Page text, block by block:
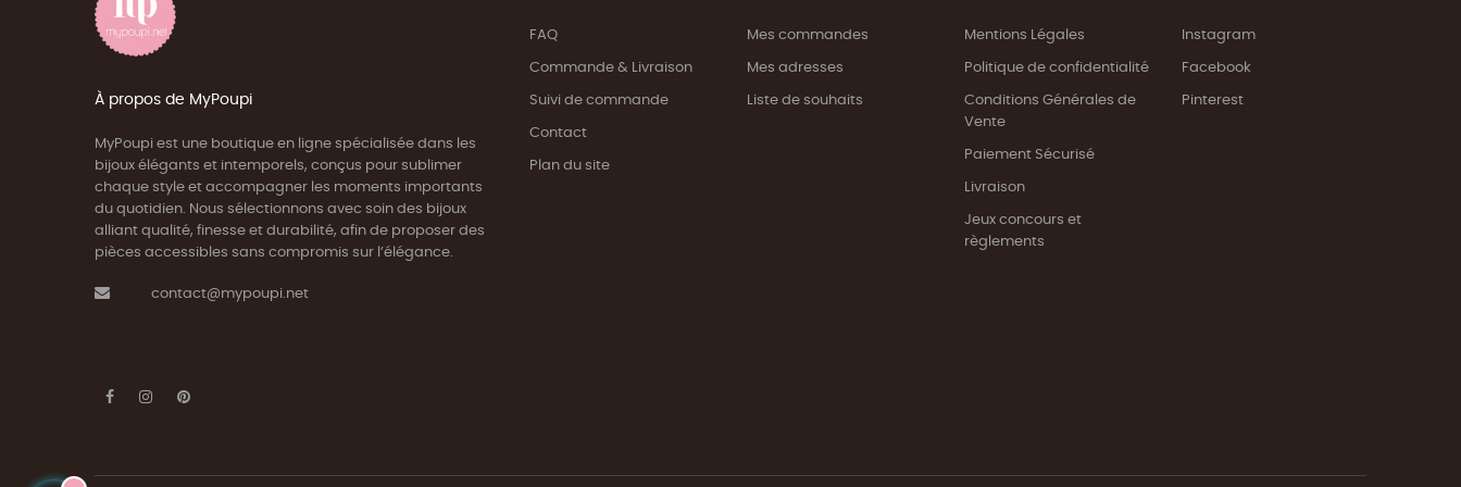
À propos de MyPoupi
MyPoupi est une boutique en ligne spécialisée dans les
bijoux élégants et intemporels, conçus pour sublimer
chaque style et accompagner les moments importants
du quotidien. Nous sélectionnons avec soin des bijoux
alliant qualité, finesse et durabilité, afin de proposer des
pièces accessibles sans compromis sur l’élégance.
contact@mypoupi.net
FAQ
Commande & Livraison
Suivi de commande
Contact
Plan du site
Mes commandes
Mes adresses
Liste de souhaits
Mentions Légales
Politique de confidentialité
Conditions Générales de
Vente
Paiement Sécurisé
Livraison
Jeux concours et
règlements
Instagram
Facebook
Pinterest